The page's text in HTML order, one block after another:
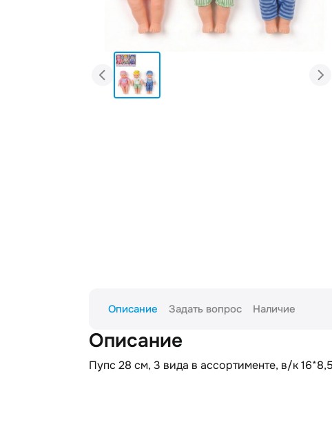
Описание Задать вопрос Наличие
Описание
Пупс 28 см, 3 вида в ассортименте, в/к